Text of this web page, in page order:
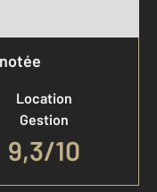
Location
Gestion
9,3/10